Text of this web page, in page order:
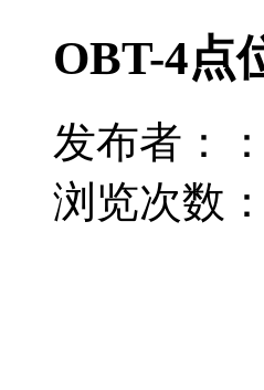
OBT-4点
发布者：
浏览次数：